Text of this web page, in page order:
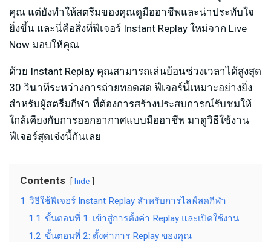
คุณ แต่ยังทำให้สตรีมของคุณดูมืออาชีพและน่าประทับใจ
ยิ่งขึ้น และนี่คือสิ่งที่ฟีเจอร์ Instant Replay ใหม่จาก Live
Now มอบให้คุณ
ด้วย Instant Replay คุณสามารถเล่นย้อนช่วงเวลาได้สูงสุด
30 วินาทีระหว่างการถ่ายทอดสด ฟีเจอร์นี้เหมาะอย่างยิ่ง
สำหรับผู้สตรีมกีฬา ที่ต้องการสร้างประสบการณ์รับชมให้
ใกล้เคียงกับการออกอากาศแบบมืออาชีพ มาดูวิธีใช้งาน
ฟีเจอร์สุดเจ๋งนี้กันเลย
Contents hide
1 วิธีใช้ฟีเจอร์ Instant Replay สำหรับการไลฟ์สดกีฬา
1.1 ขั้นตอนที่ 1: เข้าสู่การตั้งค่า Replay และเปิดใช้งาน
1.2 ขั้นตอนที่ 2: ตั้งค่าการ Replay ของคุณ